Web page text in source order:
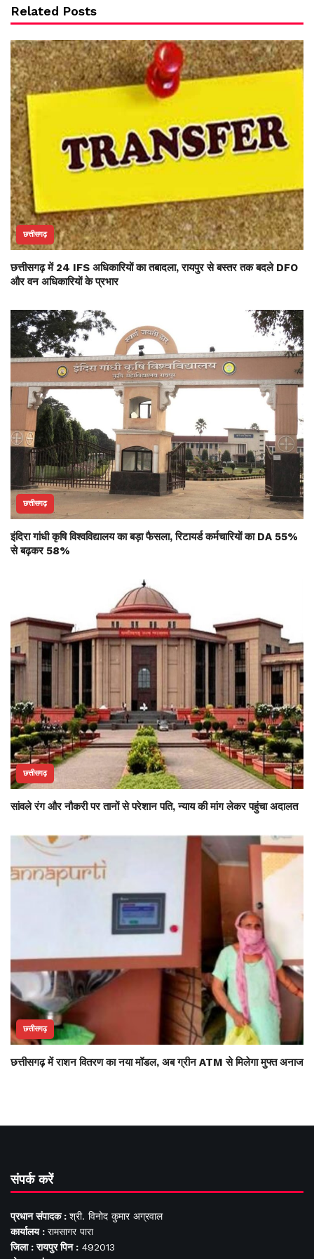
Related Posts
छत्तीसगढ़
छत्तीसगढ़ में 24 IFS अधिकारियों का तबादला, रायपुर से बस्तर तक बदले DFO
और वन अधिकारियों के प्रभार
छत्तीसगढ़
इंदिरा गांधी कृषि विश्वविद्यालय का बड़ा फैसला, रिटायर्ड कर्मचारियों का DA 55%
से बढ़कर 58%
छत्तीसगढ़
सांवले रंग और नौकरी पर तानों से परेशान पति, न्याय की मांग लेकर पहुंचा अदालत
छत्तीसगढ़
छत्तीसगढ़ में राशन वितरण का नया मॉडल, अब ग्रीन ATM से मिलेगा मुफ्त अनाज
संपर्क करें
प्रधान संपादक : श्री. विनोद कुमार अग्रवाल
कार्यालय : रामसागर पारा
जिला : रायपुर पिन : 492013